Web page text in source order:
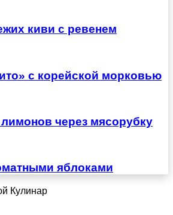
киви с ревенем
с корейской морковью
через мясорубку
яблоками
Кулинар